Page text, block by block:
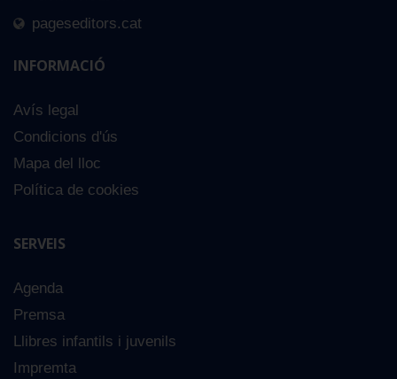
pageseditors.cat
INFORMACIÓ
Avís legal
Condicions d'ús
Mapa del lloc
Política de cookies
SERVEIS
Agenda
Premsa
Llibres infantils i juvenils
Impremta